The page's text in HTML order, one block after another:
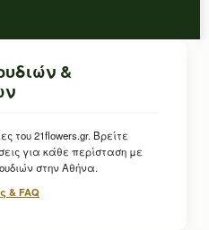
&
του 21flowers.gr. Βρείτε
για κάθε περίσταση με
στην Αθήνα.
& FAQ